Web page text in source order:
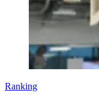
Ranking